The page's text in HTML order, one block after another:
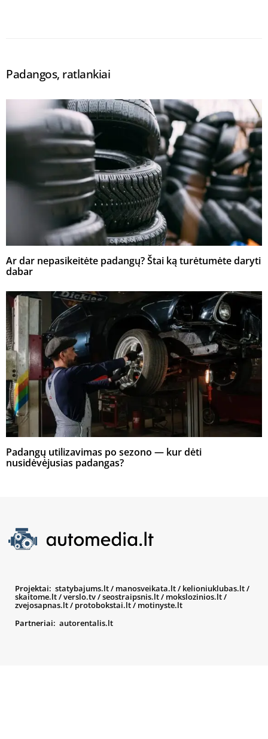
Padangos, ratlankiai
Ar dar nepasikeitėte padangų? Štai ką turėtumėte daryti
dabar
Padangų utilizavimas po sezono — kur dėti
nusidėvėjusias padangas?
Projektai: statybajums.lt/ manosveikata.lt/ kelioniuklubas.lt/
skaitome.lt/verslo.tv/seostraipsnis.lt/ mokslozinios.lt/
zvejosapnas.lt/ protobokstai.lt/ motinyste.lt
Partneriai: autorentalis.lt